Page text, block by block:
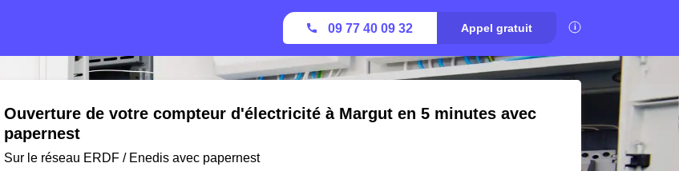
09 77 40 09 32 Appel gratuit
Ouverture de votre compteur d'électricité à Margut en 5 minutes avec
papernest
Sur le réseau ERDF / Enedis avec papernest